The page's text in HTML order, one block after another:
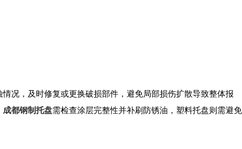
况，及时修复或更换破损部件，避免局部损伤扩散导致整体报
成都钢制托盘需检查涂层完整性并补刷防锈油，塑料托盘则需避免